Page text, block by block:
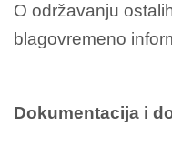
O održavanju
blagovremeno
Dokumentacija i